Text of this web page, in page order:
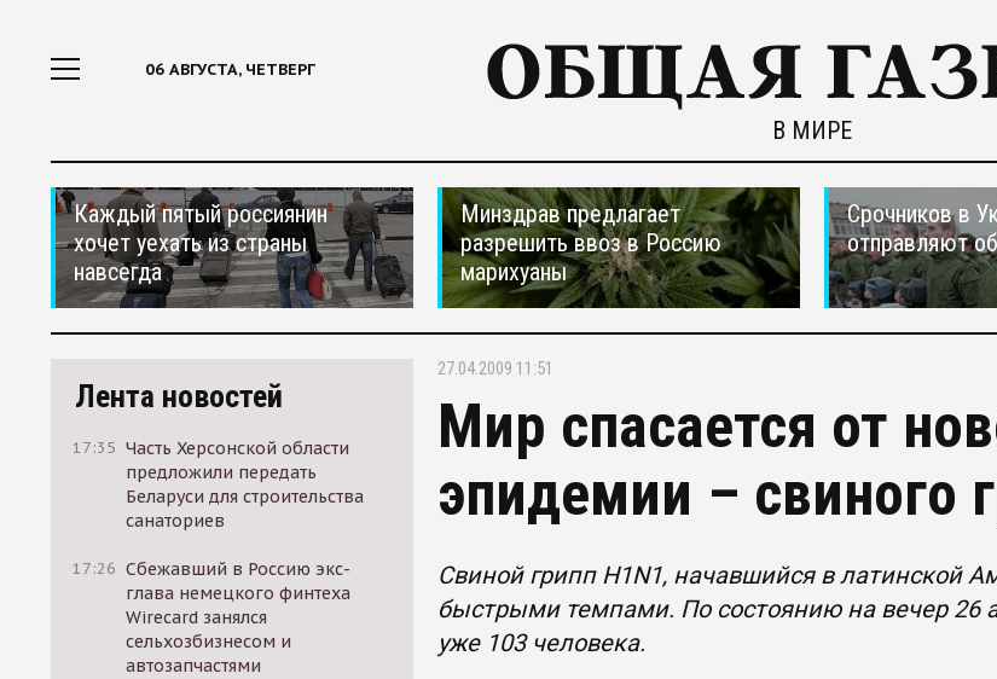
06 АВГУСТА, ЧЕТВЕРГ
В МИРЕ
Каждый пятый россиянин
хочет уехать из страны
навсегда
Минздрав предлагает
разрешить ввоз в Россию
марихуаны
Срочников в
отправляют
Лента новостей
17:35 Часть Херсонской области
предложили передать
Беларуси для строительства
санаториев
17:26 Сбежавший в Россию экс-
глава немецкого финтеха
Wirecard занялся
сельхозбизнесом и
автозапчастями
27.04.2009 11:51
Мир спасается от
эпидемии – свиного
Свиной грипп H1N1, начавшийся в латинской
быстрыми темпами. По состоянию на вечер 26
уже 103 человека.